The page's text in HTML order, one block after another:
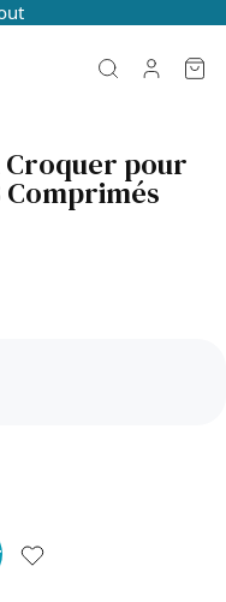
Croquer pour
Comprimés